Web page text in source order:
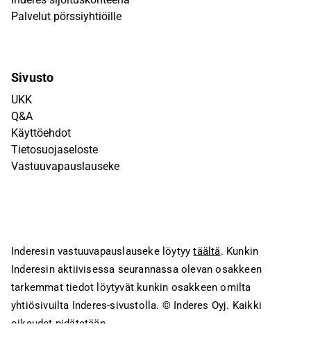
Palvelut pörssiyhtiöille
Sivusto
UKK
Q&A
Käyttöehdot
Tietosuojaseloste
Vastuuvapauslauseke
Inderesin vastuuvapauslauseke löytyytäältä. Kunkin
Inderesin aktiivisessa seurannassa olevan osakkeen
tarkemmat tiedot löytyvät kunkin osakkeen omilta
yhtiösivuilta Inderes-sivustolla. © Inderes Oyj. Kaikki
oikeudet pidätetään.